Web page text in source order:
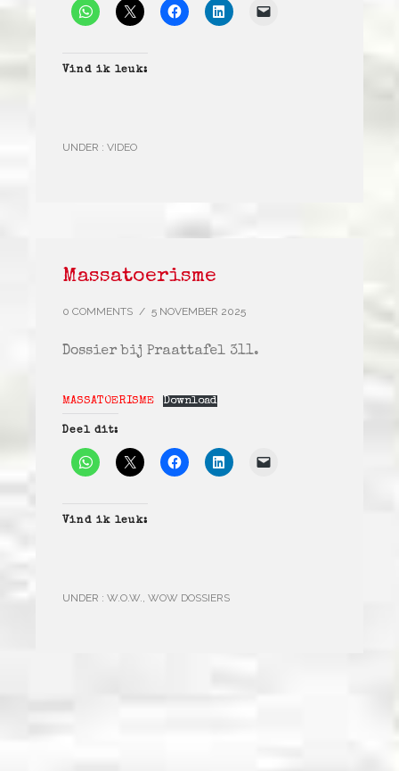
Vind ik leuk:
UNDER : VIDEO
Massatoerisme
0 COMMENTS / 5 NOVEMBER 2025
Dossier bij Praattafel 311.
MASSATOERISME Download
Deel dit:
Vind ik leuk:
UNDER : W.O.W., WOW DOSSIERS